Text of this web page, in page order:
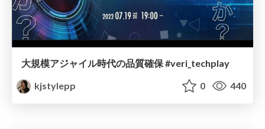
大規模アジャイル時代の品質確保 #veri_techplay
kjstylepp
0 440